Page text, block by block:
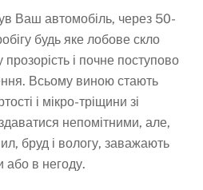
Ваш автомобіль, через 50-
будь яке лобове скло
і почне поступово
Всьому виною стають
і мікро-тріщини зі
непомітними, але,
бруд і вологу, заважають
або в негоду.